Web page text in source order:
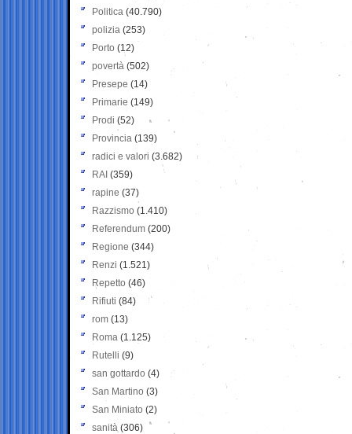
Politica (40.790)
polizia (253)
Porto (12)
povertà (502)
Presepe (14)
Primarie (149)
Prodi (52)
Provincia (139)
radici e valori (3.682)
RAI (359)
rapine (37)
Razzismo (1.410)
Referendum (200)
Regione (344)
Renzi (1.521)
Repetto (46)
Rifiuti (84)
rom (13)
Roma (1.125)
Rutelli (9)
san gottardo (4)
San Martino (3)
San Miniato (2)
sanità (306)